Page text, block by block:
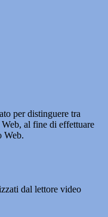
per distinguere tra
al fine di effettuare
Web.
dal lettore video